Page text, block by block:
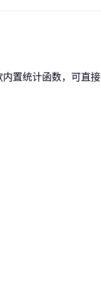
置统计函数，可直